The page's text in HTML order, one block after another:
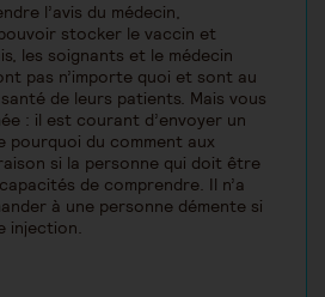
l’avis du médecin,
stocker le vaccin et
les soignants et le médecin
pas n’importe quoi et sont au
de leurs patients. Mais vous
: il est courant d’envoyer un
pourquoi du comment aux
si la personne qui doit être
de comprendre. Il n’a
à une personne démente si
injection.